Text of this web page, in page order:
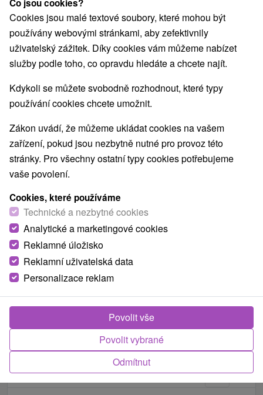
Zařízení je momentálně vyřazeno z naší nabídky!
8,6 vynikající·50 recenzí
Fotografie od zákazníků+3
Co jsou cookies?
Cookies jsou malé textové soubory, které mohou být
používány webovými stránkami, aby zefektivnily
uživatelský zážitek. Díky cookies vám můžeme nabízet
služby podle toho, co opravdu hledáte a chcete najít.
Kdykoli se můžete svobodně rozhodnout, které typy
používání cookies chcete umožnit.
Zákon uvádí, že můžeme ukládat cookies na vašem
zařízení, pokud jsou nezbytně nutné pro provoz této
stránky. Pro všechny ostatní typy cookies potřebujeme
vaše povolení.
Cookies, které používáme
Technické a nezbytné cookies
Analytické a marketingové cookies
Reklamné úložisko
Reklamní uživatelská data
Personalizace reklam
Odmítnut
Povolit vybrané
Povolit vše